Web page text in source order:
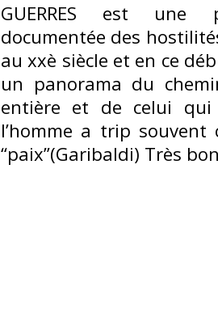
‎GUERRES est une
documentée des
au xxè siècle et en ce
un panorama du
entière et de celui
l’homme a trip souvent
“paix”(Garibaldi) Très